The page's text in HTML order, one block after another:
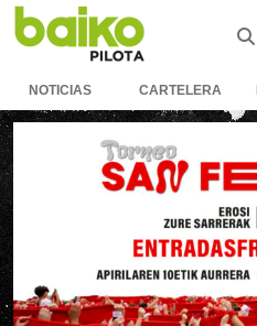
NOTICIAS CARTELERA